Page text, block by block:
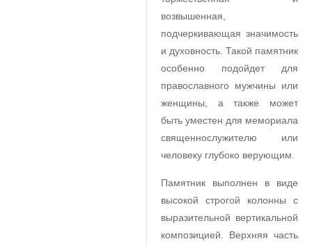
возвышенная,
подчеркивающая значимость
и духовность. Такой памятник
особенно подойдет для
православного мужчины или
женщины, а также может
быть уместен для мемориала
священнослужителю или
человеку глубоко верующим.
Памятник выполнен в виде
высокой строгой колонны с
выразительной вертикальной
композицией. Верхняя часть